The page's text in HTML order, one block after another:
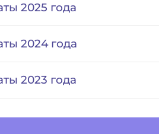
2025 года
2024 года
2023 года